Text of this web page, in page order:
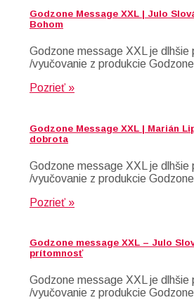
Godzone Message XXL | Julo
Bohom
Godzone message XXL je dlhšie
/vyučovanie z produkcie
Pozrieť »
Godzone Message XXL | Marián
dobrota
Godzone message XXL je dlhšie
/vyučovanie z produkcie
Pozrieť »
Godzone message XXL – Julo
prítomnosť
Godzone message XXL je dlhšie
/vyučovanie z produkcie